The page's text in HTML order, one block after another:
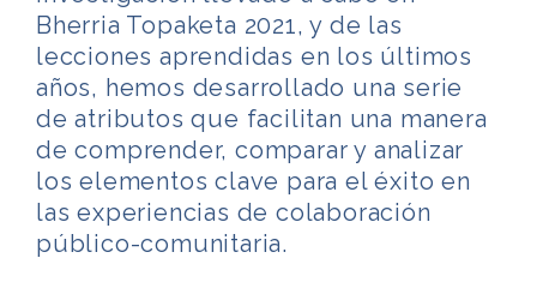
Bherria Topaketa 2021, y de las
lecciones aprendidas en los últimos
años, hemos desarrollado una serie
de atributos que facilitan una manera
de comprender, comparar y analizar
los elementos clave para el éxito en
las experiencias de colaboración
público-comunitaria.